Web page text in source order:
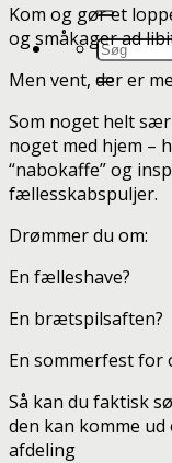
Kom og gør et
og småkager ad
Men vent, der er
Som noget helt
noget med hjem –
“nabokaffe” og
fællesskabspuljer.
Drømmer du om:
En fælleshave?
En brætspilsaften?
En sommerfest for
Så kan du faktisk
den kan komme
afdeling